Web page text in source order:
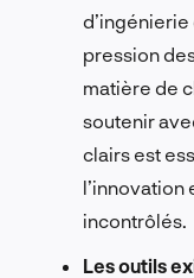
pression
matière de
soutenir
clairs est
l’innovation
incontrôlés.
Les outils